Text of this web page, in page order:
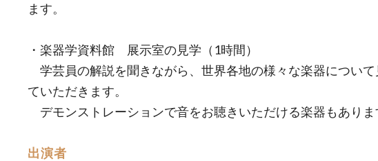
ます。
・楽器学資料館 展示室の見学（1時間）
学芸員の解説を聞きながら、世界各地の様々な楽器について
ていただきます。
デモンストレーションで音をお聴きいただける楽器もありま
出演者